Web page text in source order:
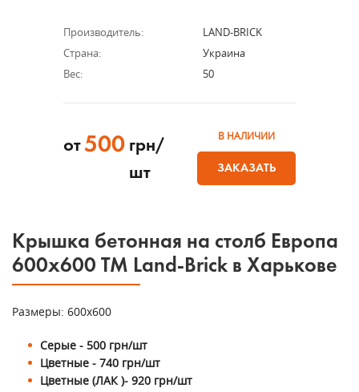
Производитель:
LAND-BRICK
Страна:
Украина
Вес:
50
от 500 грн/
шт
В НАЛИЧИИ
ЗАКАЗАТЬ
Крышка бетонная на столб Европа
600х600 ТМ Land-Brick в Харькове
Размеры: 600х600
Серые - 500 грн/шт
Цветные - 740 грн/шт
Цветные (ЛАК )- 920 грн/шт